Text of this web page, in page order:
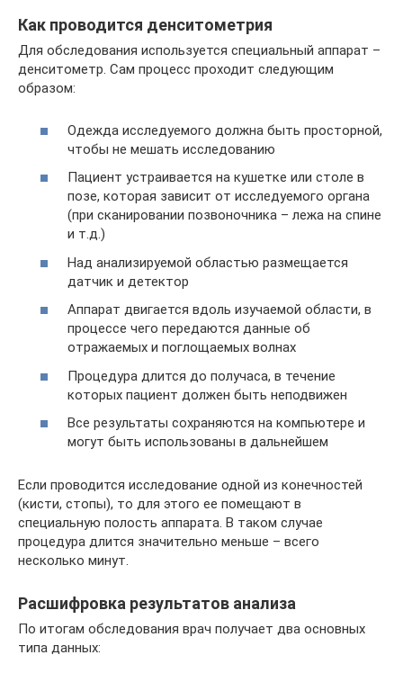
Как проводится денситометрия
Для обследования используется специальный аппарат –
денситометр. Сам процесс проходит следующим
образом:
Одежда исследуемого должна быть просторной,
чтобы не мешать исследованию
Пациент устраивается на кушетке или столе в
позе, которая зависит от исследуемого органа
(при сканировании позвоночника – лежа на спине
и т.д.)
Над анализируемой областью размещается
датчик и детектор
Аппарат двигается вдоль изучаемой области, в
процессе чего передаются данные об
отражаемых и поглощаемых волнах
Процедура длится до получаса, в течение
которых пациент должен быть неподвижен
Все результаты сохраняются на компьютере и
могут быть использованы в дальнейшем
Если проводится исследование одной из конечностей
(кисти, стопы), то для этого ее помещают в
специальную полость аппарата. В таком случае
процедура длится значительно меньше – всего
несколько минут.
Расшифровка результатов анализа
По итогам обследования врач получает два основных
типа данных: